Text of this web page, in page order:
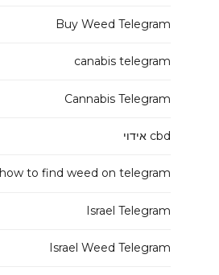
Buy Weed Telegram
canabis telegram
Cannabis Telegram
cbd אידוי
how to find weed on telegram
Israel Telegram
Israel Weed Telegram